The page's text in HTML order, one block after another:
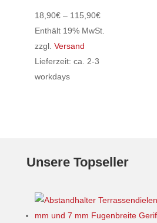
18,90€ – 115,90€Preisspanne:
18,90€
Enthält 19% MwSt.
zzgl. Versand
Lieferzeit: ca. 2-3
workdays
auf.
Optionen
können
Unsere Topseller